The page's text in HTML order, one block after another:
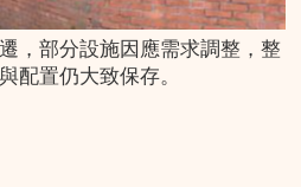
，部分設施因應需求調整，整
配置仍大致保存。